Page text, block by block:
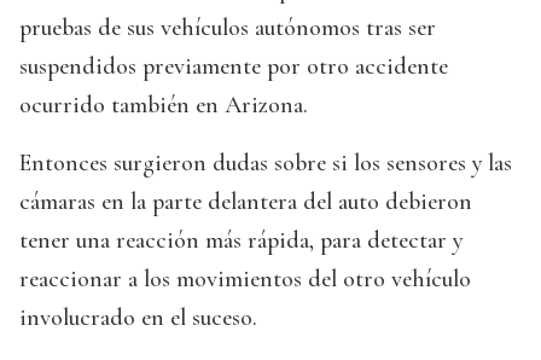
pruebas de sus vehículos autónomos tras ser
suspendidos previamente por otro accidente
ocurrido también en Arizona.
Entonces surgieron dudas sobre si los sensores y las
cámaras en la parte delantera del auto debieron
tener una reacción más rápida, para detectar y
reaccionar a los movimientos del otro vehículo
involucrado en el suceso.